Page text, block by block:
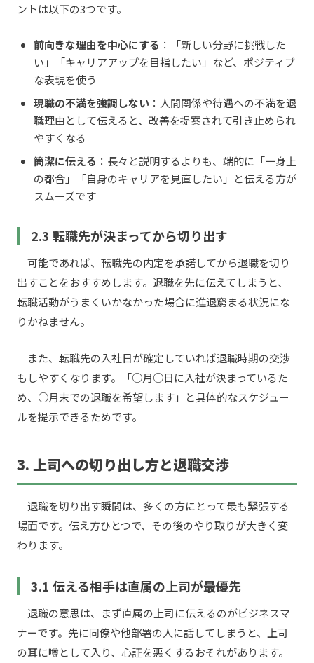
ントは以下の3つです。
前向きな理由を中心にする ：「新しい分野に挑戦した
い」「キャリアアップを目指したい」など、ポジティブ
な表現を使う
現職の不満を強調しない ：人間関係や待遇への不満を退
職理由として伝えると、改善を提案されて引き止められ
やすくなる
簡潔に伝える ：長々と説明するよりも、端的に「一身上
の都合」「自身のキャリアを見直したい」と伝える方が
スムーズです
2.3 転職先が決まってから切り出す
可能であれば、転職先の内定を承諾してから退職を切り
出すことをおすすめします。退職を先に伝えてしまうと、
転職活動がうまくいかなかった場合に進退窮まる状況にな
りかねません。
また、転職先の入社日が確定していれば退職時期の交渉
もしやすくなります。「○月○日に入社が決まっているた
め、○月末での退職を希望します」と具体的なスケジュー
ルを提示できるためです。
3. 上司への切り出し方と退職交渉
退職を切り出す瞬間は、多くの方にとって最も緊張する
場面です。伝え方ひとつで、その後のやり取りが大きく変
わります。
3.1 伝える相手は直属の上司が最優先
退職の意思は、まず直属の上司に伝えるのがビジネスマ
ナーです。先に同僚や他部署の人に話してしまうと、上司
の耳に噂として入り、心証を悪くするおそれがあります。